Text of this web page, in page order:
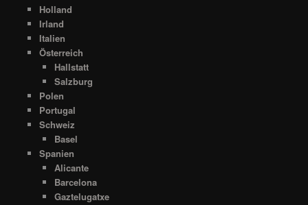
Holland
Irland
Italien
Österreich
Hallstatt
Salzburg
Polen
Portugal
Schweiz
Basel
Spanien
Alicante
Barcelona
Gaztelugatxe